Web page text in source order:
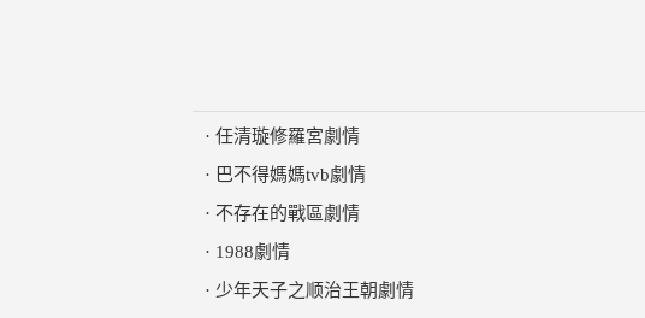
· 任清璇修羅宮劇情
· 巴不得媽媽tvb劇情
· 不存在的戰區劇情
· 1988劇情
· 少年天子之顺治王朝劇情